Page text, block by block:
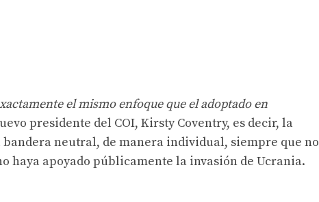
el mismo enfoque que el adoptado en
presidente del COI, Kirsty Coventry, es decir, la
neutral, de manera individual, siempre que no
haya apoyado públicamente la invasión de Ucrania.